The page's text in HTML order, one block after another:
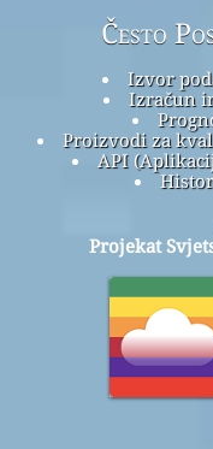
Često
Izvor
Izračun
Proizvodi za
API
Projekat